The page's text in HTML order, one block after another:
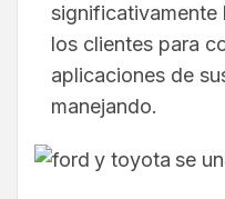
significativamente
los clientes para
aplicaciones de
manejando.